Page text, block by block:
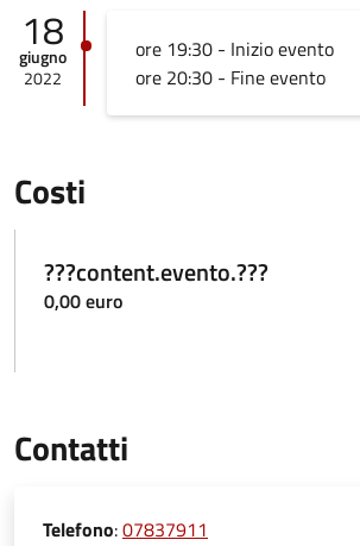
18
giugno
2022
ore 19:30 - Inizio evento
ore 20:30 - Fine evento
Costi
???content.evento.???
0,00 euro
Contatti
Telefono:07837911